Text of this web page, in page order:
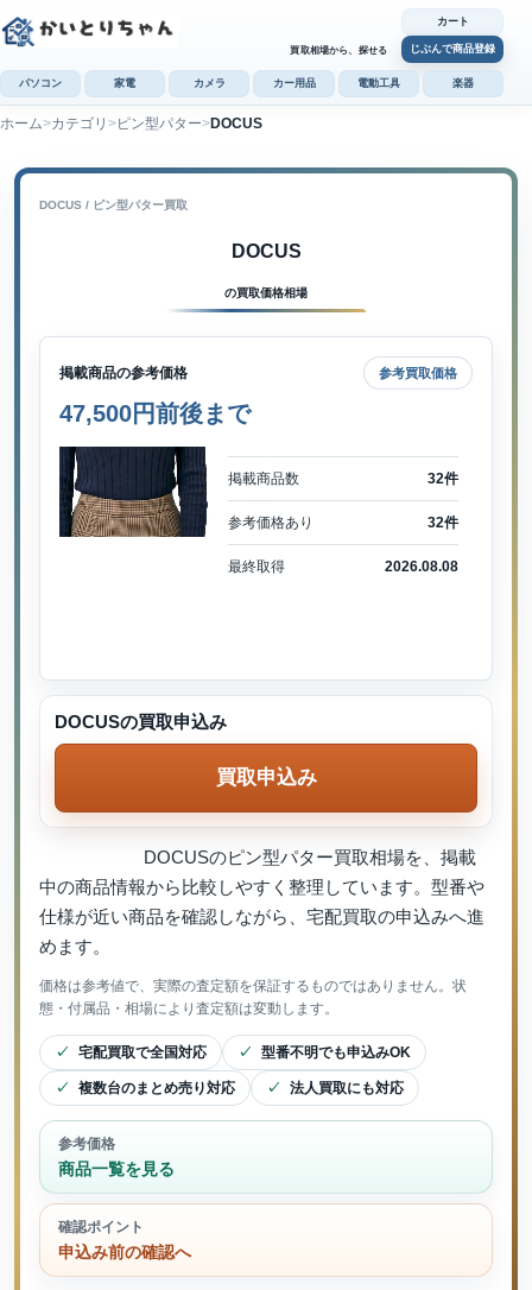
買取相場から、探せる
カート
じぶんで商品登録
パソコン 家電 カメラ カー用品 電動工具 楽器
ホーム カテゴリ ピン型パター DOCUS
DOCUS / ピン型パター買取
DOCUS
の買取価格相場
掲載商品の参考価格 参考買取価格
47,500円前後まで
掲載商品数 32件
参考価格あり 32件
最終取得 2026.08.08
DOCUSのピン型パター買取相場を、掲載
中の商品情報から比較しやすく整理しています。型番や
仕様が近い商品を確認しながら、宅配買取の申込みへ進
めます。
価格は参考値で、実際の査定額を保証するものではありません。状
態・付属品・相場により査定額は変動します。
宅配買取で全国対応 型番不明でも申込みOK
複数台のまとめ売り対応 法人買取にも対応
参考価格
商品一覧を見る
確認ポイント
申込み前の確認へ
DOCUSの買取申込み
買取申込み